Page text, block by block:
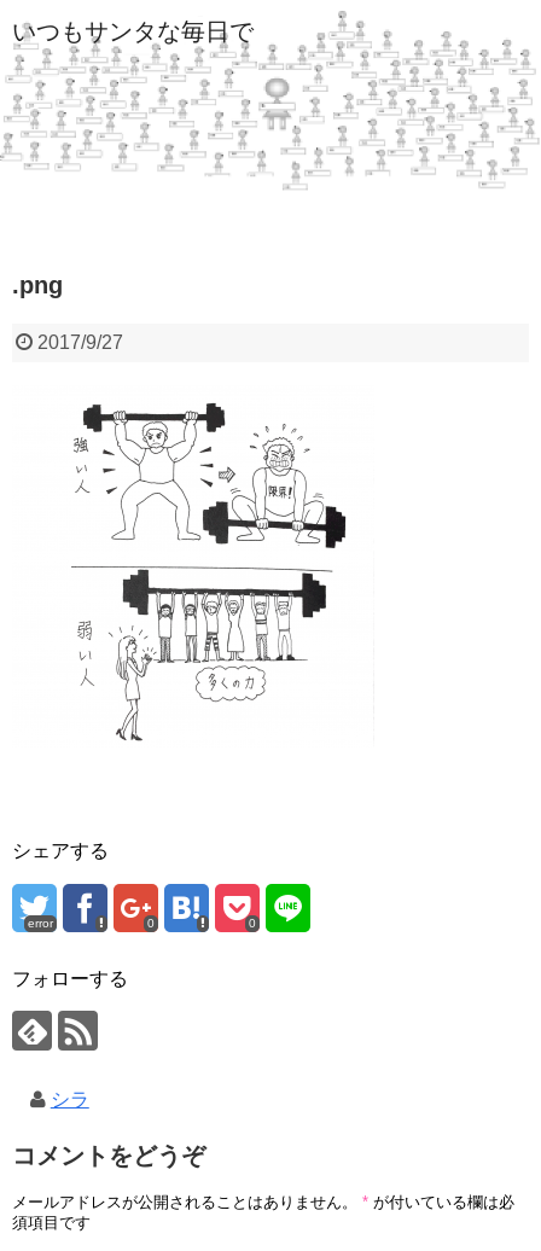
いつもサンタな毎日で
.png
2017/9/27
シェアする
error 0 0
フォローする
シラ
コメントをどうぞ
メールアドレスが公開されることはありません。 * が付いている欄は必
須項目です